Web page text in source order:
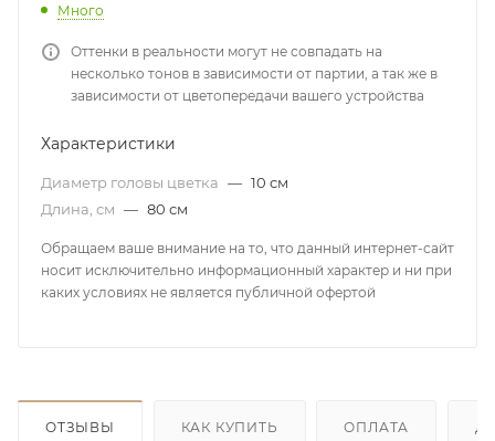
Много
Оттенки в реальности могут не совпадать на
несколько тонов в зависимости от партии, а так же в
зависимости от цветопередачи вашего устройства
Характеристики
Диаметр головы цветка — 10 см
Длина, см — 80 см
Обращаем ваше внимание на то, что данный интернет-сайт
носит исключительно информационный характер и ни при
каких условиях не является публичной офертой
ОТЗЫВЫ КАК КУПИТЬ ОПЛАТА